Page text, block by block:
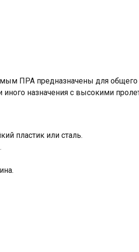
ПРА предназначены для
назначения с высокими
пластик или сталь.